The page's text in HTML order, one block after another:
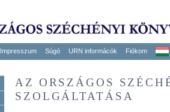
Impresszum Súgó URN informácók Fiókom
AZ ORSZÁGOS
SZOLGÁLTATÁSA